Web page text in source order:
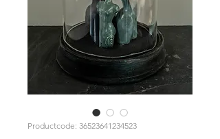
Productcode: 36523641234523